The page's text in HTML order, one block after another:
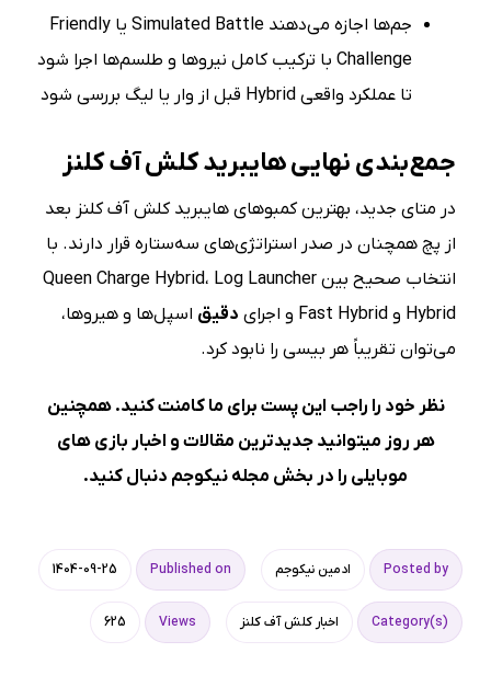
جم‌ها اجازه می‌دهند Simulated Battle یا Friendly
Challenge با ترکیب کامل نیروها و طلسم‌ها اجرا شود
تا عملکرد واقعی Hybrid قبل از وار یا لیگ بررسی شود
جمع‌بندی نهایی هایبرید کلش آف کلنز
در متای جدید، بهترین کمبوهای هایبرید کلش آف کلنز بعد
از پچ همچنان در صدر استراتژی‌های سه‌ستاره قرار دارند. با
انتخاب صحیح بین Queen Charge Hybrid، Log Launcher
Hybrid و Fast Hybrid و اجرای
دقیق اسپل‌ها و هیروها،
می‌توان تقریباً هر بیسی را نابود کرد.
نظر خود را راجب این پست برای ما کامنت کنید. همچنین
هر روز میتوانید جدیدترین مقالات و اخبار بازی های
موبایلی را در بخش مجله نیکوجم دنبال کنید.
Posted by ادمین نیکوجم Published on
1404-09-25
Category(s) اخبار کلش آف کلنز Views
625